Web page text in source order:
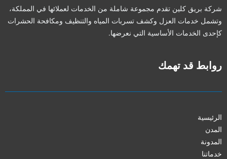
شركة بريق كلين تقدم مجموعة شاملة من الخدمات لعملائها في المملكة،
وتشمل خدمات العزل وكشف تسربات المياه والتنظيف ومكافحة الحشرات
كإحدى الخدمات الأساسية التي نعرضها.
روابط قد تهمك
الرئيسية
المدن
المدونة
خدماتنا